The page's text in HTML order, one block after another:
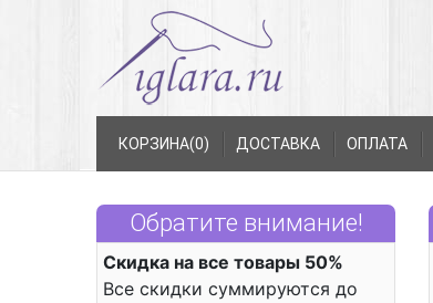
КОРЗИНА(0) ДОСТАВКА ОПЛАТА
Обратите внимание!
Скидка на все товары 50%
Все скидки суммируются до